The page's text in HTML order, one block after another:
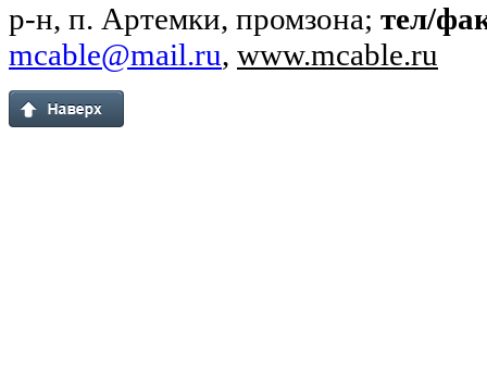
р-н, п. Артемки, промзона; тел/
mcable@mail.ru, www.mcable.ru